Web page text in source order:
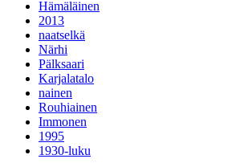
Hämäläinen
2013
naatselkä
Närhi
Pälksaari
Karjalatalo
nainen
Rouhiainen
Immonen
1995
1930-luku